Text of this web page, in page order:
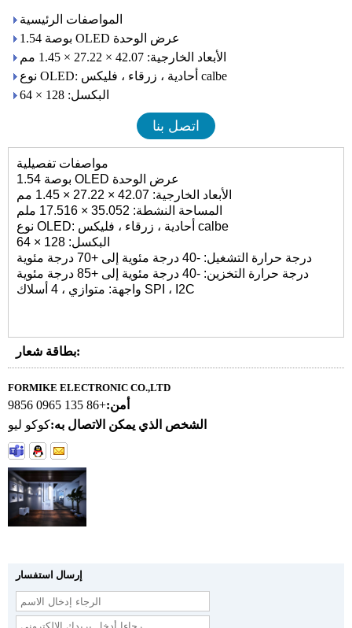
المواصفات الرئيسية
1.54 بوصة OLED عرض الوحدة
الأبعاد الخارجية: 42.07 × 27.22 × 1.45 مم
نوع OLED: أحادية ، زرقاء ، فليكس calbe
البكسل: 128 × 64
اتصل بنا
مواصفات تفصيلية
1.54 بوصة OLED عرض الوحدة
نوع OLED: أحادية ، زرقاء ، فليكس calbe
البكسل: 128 × 64
واجهة: متوازي ، 4 أسلاك SPI ، I2C
بطاقة شعار:
FORMIKE ELECTRONIC CO.,LTD
أمن:+86 135 0965 9856
الشخص الذي يمكن الاتصال به:كوكو ليو
إرسال استفسار